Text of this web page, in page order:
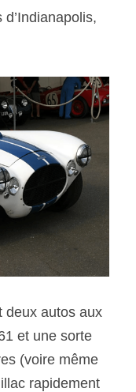
deux autos aux
et une sorte
(voire même
rapidement